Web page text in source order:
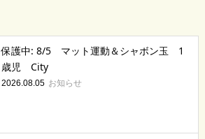
保護中: 8/5 マット運動＆シャボン玉 1
歳児 City
2026.08.05 お知らせ